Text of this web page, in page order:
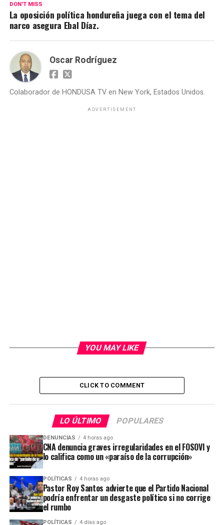
DON'T MISS
La oposición política hondureña juega con el tema del
narco asegura Ebal Díaz.
Oscar Rodríguez
Colaborador de HONDUSA TV en New York, Estados Unidos.
ADVERTISEMENT
YOU MAY LIKE
CLICK TO COMMENT
LO ÚLTIMO POPULARES
DENUNCIAS 4 horas ago
CNA denuncia graves irregularidades en el FOSOVI y
lo califica como un «paraíso de la corrupción»
POLÍTICAS 4 horas ago
Pastor Roy Santos advierte que el Partido Nacional
podría enfrentar un desgaste político si no corrige
el rumbo
POLÍTICAS 4 días ago